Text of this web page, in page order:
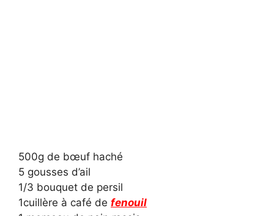
500g de bœuf haché
5 gousses d’ail
1/3 bouquet de persil
1cuillère à café de fenouil